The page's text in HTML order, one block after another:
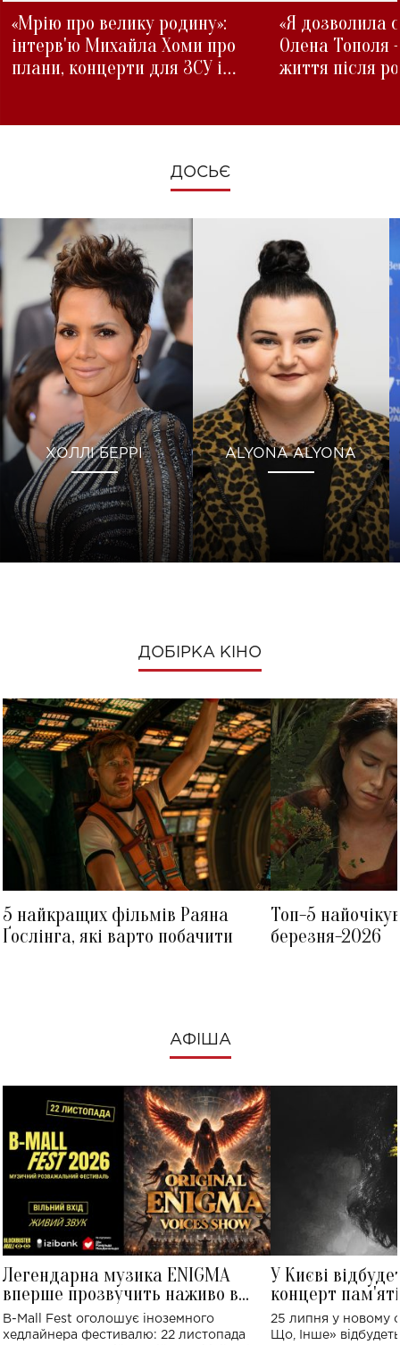
«Мрію про велику родину»:
інтерв'ю Михайла Хоми про
плани, концерти для ЗСУ і
«Я дозволила
Олена Тополя
життя після
ДОСЬЄ
ХОЛЛІ БЕРРІ ALYONA ALYONA
ДОБІРКА КІНО
5 найкращих фільмів Раяна
Ґослінга, які варто побачити
Топ-5
березня-2026
АФІША
Легендарна музика ENIGMA
вперше прозвучить наживо в
Україні: де відбудеться концерт
B-Mall Fest оголошує іноземного
хедлайнера фестивалю: 22 листопада
У Києві
концерт
Клименка:
виконають
25 липня у новому
Що, Інше»